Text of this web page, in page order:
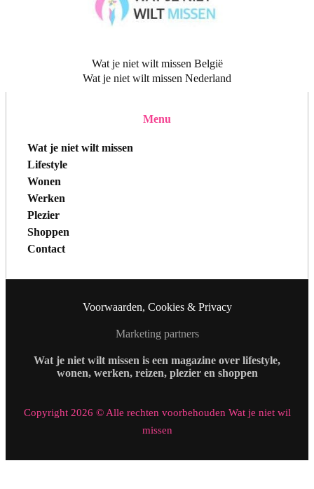
Wat je niet wilt missen België
Wat je niet wilt missen Nederland
Menu
Wat je niet wilt missen
Lifestyle
Wonen
Werken
Plezier
Shoppen
Contact
Voorwaarden, Cookies & Privacy
Marketing partners
Wat je niet wilt missen is een magazine over lifestyle,
wonen, werken, reizen, plezier en shoppen
Copyright 2026 © Alle rechten voorbehouden Wat je niet wil
missen